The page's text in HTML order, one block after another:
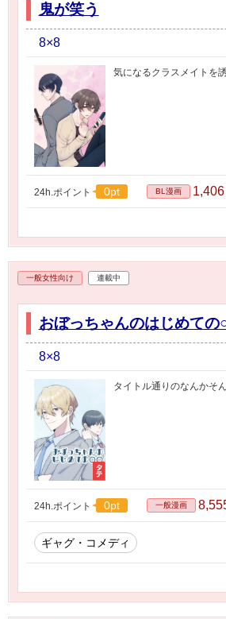
鬼が笑う
8×8
気になるクラスメイトを
24h.ポイント 0pt BL漫画 1,406
一般女性向け 連載中
おぼっちゃんのはじめての
8×8
タイトル通りのなんかそ
24h.ポイント 0pt 一般漫画
ギャグ・コメディ